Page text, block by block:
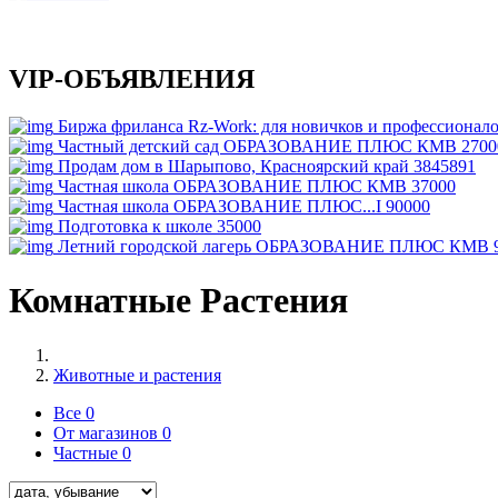
VIP-ОБЪЯВЛЕНИЯ
Биржа фриланса Rz-Work: для новичков и
Частный детский сад ОБРАЗОВАНИЕ ПЛЮС КМВ
Продам дом в Шарыпово, Красноярский край 3845891
Частная школа ОБРАЗОВАНИЕ ПЛЮС КМВ 37000
Частная школа ОБРАЗОВАНИЕ ПЛЮС...I 90000
Подготовка к школе 35000
Летний городской лагерь ОБРАЗОВАНИЕ ПЛЮС КМВ
Комнатные Растения
Животные и растения
Все 0
От магазинов 0
Частные 0